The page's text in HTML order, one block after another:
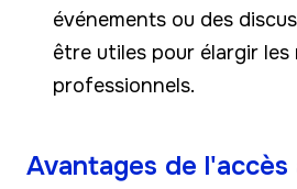
événements ou des
être utiles pour élargir les
professionnels.
Avantages de l'accès